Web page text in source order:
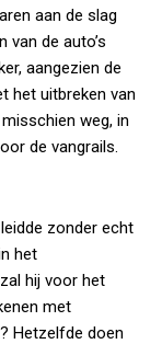
aan de slag
van de auto’s
aangezien de
het uitbreken van
weg, in
de vangrails.
zonder echt
het
hij voor het
met
Hetzelfde doen